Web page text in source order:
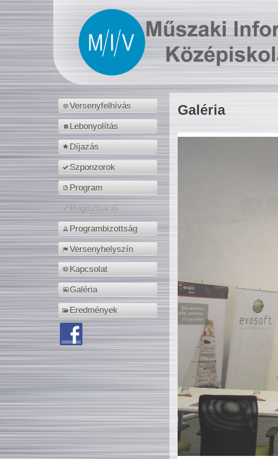
Versenyfelhívás
Lebonyolítás
Díjazás
Szponzorok
Program
Regisztráció
Programbizottság
Versenyhelyszín
Kapcsolat
Galéria
Eredmények
Galéria